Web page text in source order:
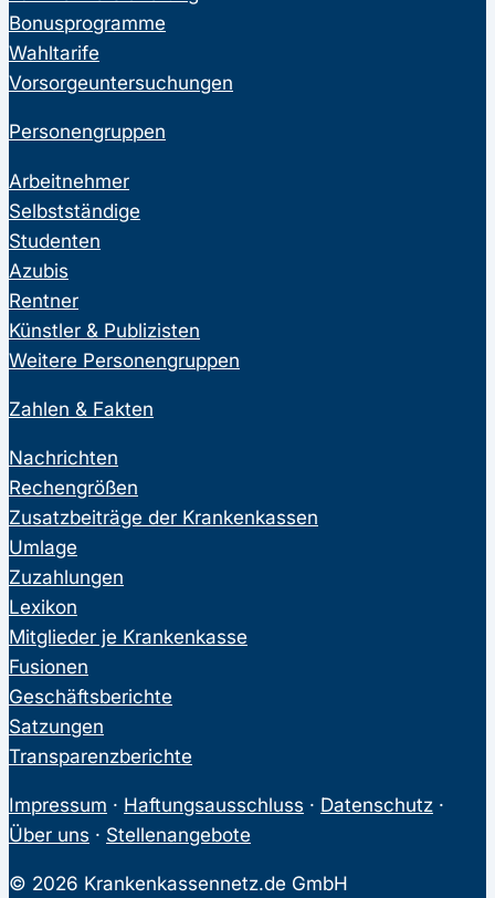
Bonusprogramme
Wahltarife
Vorsorgeuntersuchungen
Personengruppen
Arbeitnehmer
Selbstständige
Studenten
Azubis
Rentner
Künstler & Publizisten
Weitere Personengruppen
Zahlen & Fakten
Nachrichten
Rechengrößen
Zusatzbeiträge der Krankenkassen
Umlage
Zuzahlungen
Lexikon
Mitglieder je Krankenkasse
Fusionen
Geschäftsberichte
Satzungen
Transparenzberichte
Impressum · Haftungsausschluss · Datenschutz ·
Über uns · Stellenangebote
© 2026 Krankenkassennetz.de GmbH